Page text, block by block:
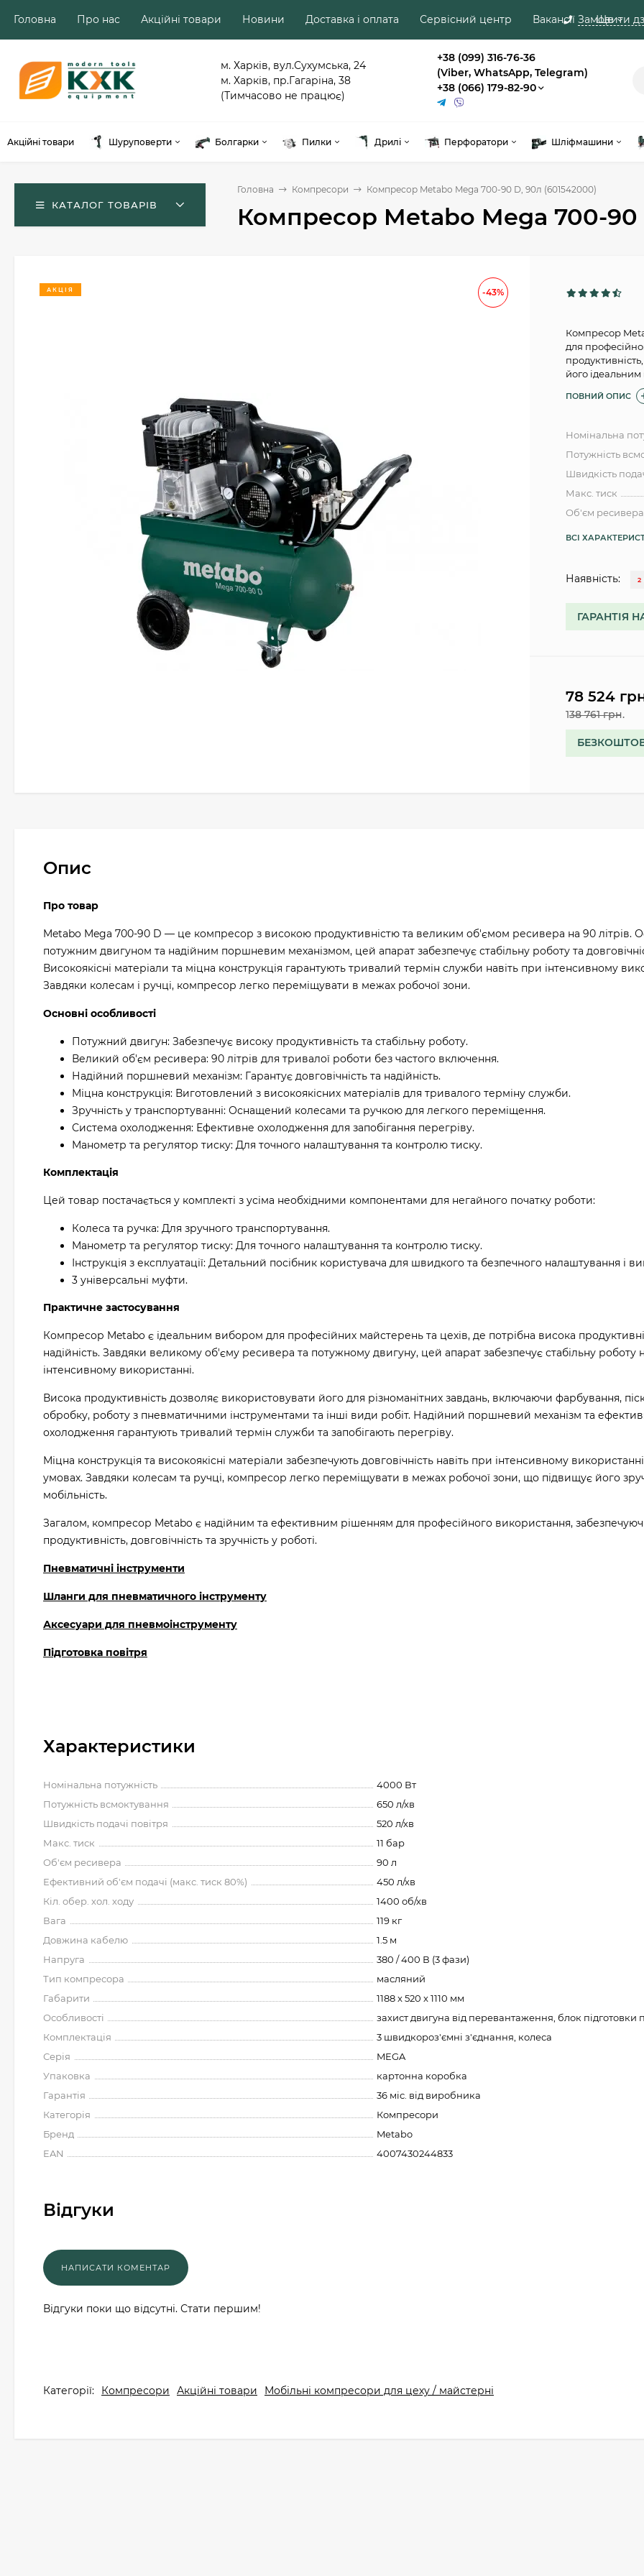
Замовити
Головна Про нас Акційні товари Новини Доставка і оплата Сервісний центр Вакансії Ще
м. Харків, вул.Сухумська, 24
м. Харків, пр.Гагаріна, 38
(Тимчасово не працює)
+38 (099) 316-76-36
(Viber, WhatsApp, Telegram)
+38 (066) 179-82-90
Акційні товари Шуруповерти Болгарки Пилки Дрилі Перфоратори Шліфмашини
КАТАЛОГ ТОВАРІВ
Головна Компресори Компресор Metabo Mega 700-90 D, 90л (601542000)
Компресор Metabo Mega 700-90
-43%
АКЦІЯ
Компресор
для
його
ПОВНИЙ ОПИС
Номінальна
Потужність
Швидкість
Макс. тиск
Об'єм ресивера
ВСІ
Наявність: 2
ГАРАНТІЯ
78 524
138 761 грн.
Опис
Про товар
Metabo Mega 700-90 D — це компресор з високою продуктивністю та великим об'ємом ресивера на 90 літрів.
потужним двигуном та надійним поршневим механізмом, цей апарат забезпечує стабільну роботу та
Високоякісні матеріали та міцна конструкція гарантують тривалий термін служби навіть при інтенсивному
Завдяки колесам і ручці, компресор легко переміщувати в межах робочої зони.
Основні особливості
Потужний двигун: Забезпечує високу продуктивність та стабільну роботу.
Великий об'єм ресивера: 90 літрів для тривалої роботи без частого включення.
Надійний поршневий механізм: Гарантує довговічність та надійність.
Міцна конструкція: Виготовлений з високоякісних матеріалів для тривалого терміну служби.
Зручність у транспортуванні: Оснащений колесами та ручкою для легкого переміщення.
Система охолодження: Ефективне охолодження для запобігання перегріву.
Манометр та регулятор тиску: Для точного налаштування та контролю тиску.
Комплектація
Цей товар постачається у комплекті з усіма необхідними компонентами для негайного початку роботи:
Колеса та ручка: Для зручного транспортування.
Манометр та регулятор тиску: Для точного налаштування та контролю тиску.
Інструкція з експлуатації: Детальний посібник користувача для швидкого та безпечного налаштування і
3 універсальні муфти.
Практичне застосування
Компресор Metabo є ідеальним вибором для професійних майстерень та цехів, де потрібна висока
надійність. Завдяки великому об'єму ресивера та потужному двигуну, цей апарат забезпечує стабільну роботу
інтенсивному використанні.
Висока продуктивність дозволяє використовувати його для різноманітних завдань, включаючи фарбування,
обробку, роботу з пневматичними інструментами та інші види робіт. Надійний поршневий механізм та
охолодження гарантують тривалий термін служби та запобігають перегріву.
Міцна конструкція та високоякісні матеріали забезпечують довговічність навіть при інтенсивному
умовах. Завдяки колесам та ручці, компресор легко переміщувати в межах робочої зони, що підвищує його
мобільність.
Загалом, компресор Metabo є надійним та ефективним рішенням для професійного використання,
продуктивність, довговічність та зручність у роботі.
Пневматичні інструменти
Шланги для пневматичного інструменту
Аксесуари для пневмоінструменту
Підготовка повітря
Характеристики
Номінальна потужність
4000 Вт
Потужність всмоктування
650 л/хв
Швидкість подачі повітря
520 л/хв
Макс. тиск
11 бар
Об'єм ресивера
90 л
Ефективний об'єм подачі (макс. тиск 80%)
450 л/хв
Кіл. обер. хол. ходу
1400 об/хв
Вага
119 кг
Довжина кабелю
1.5 м
Напруга
380 / 400 В (3 фази)
Тип компресора
масляний
Габарити
1188 x 520 x 1110 мм
Особливості
захист двигуна від перевантаження, блок підготовки
Комплектація
3 швидкороз'ємні з'єднання, колеса
Серія
MEGA
Упаковка
картонна коробка
Гарантія
36 міс. від виробника
Категорія
Компресори
Бренд
Metabo
EAN
4007430244833
Відгуки
Відгуки поки що відсутні. Стати першим!
Категорії: Компресори Акційні товари Мобільні компресори для цеху / майстерні